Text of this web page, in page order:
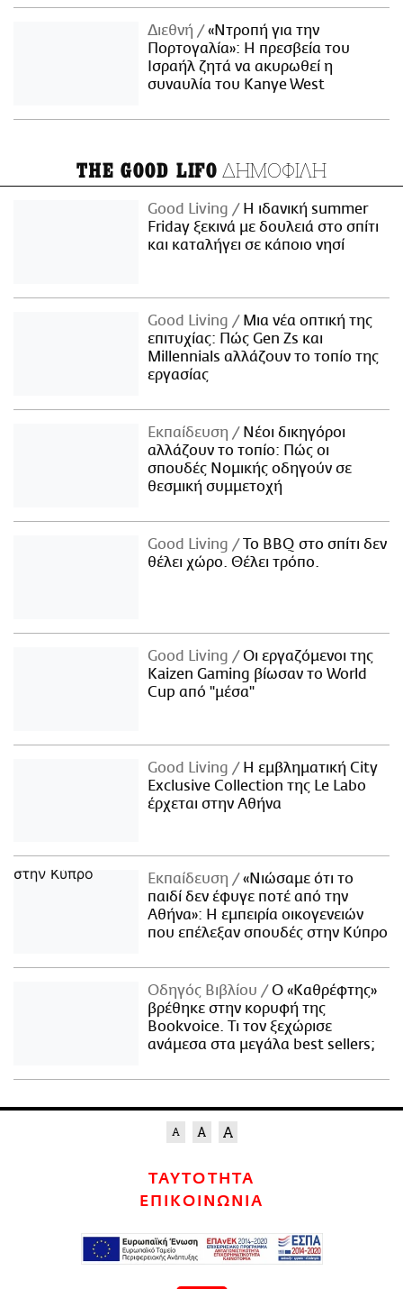
Διεθνή
«Ντροπή για την
Πορτογαλία»: Η πρεσβεία του
Ισραήλ ζητά να ακυρωθεί η
συναυλία του Kanye West
THE GOOD LIFO ΔΗΜΟΦΙΛΗ
Good Living
Η ιδανική summer
Friday ξεκινά με δουλειά στο σπίτι
και καταλήγει σε κάποιο νησί
Good Living
Μια νέα οπτική της
επιτυχίας: Πώς Gen Zs και
Millennials αλλάζουν το τοπίο της
εργασίας
Εκπαίδευση
Νέοι δικηγόροι
αλλάζουν το τοπίο: Πώς οι
σπουδές Νομικής οδηγούν σε
θεσμική συμμετοχή
Good Living
Το BBQ στο σπίτι δεν
θέλει χώρο. Θέλει τρόπο.
Good Living
Οι εργαζόμενοι της
Kaizen Gaming βίωσαν το World
Cup από "μέσα"
Good Living
Η εμβληματική City
Exclusive Collection της Le Labo
έρχεται στην Αθήνα
Εκπαίδευση
«Νιώσαμε ότι το
παιδί δεν έφυγε ποτέ από την
Αθήνα»: Η εμπειρία οικογενειών
που επέλεξαν σπουδές στην Κύπρο
Οδηγός Βιβλίου
Ο «Καθρέφτης»
βρέθηκε στην κορυφή της
Bookvoice. Τι τον ξεχώρισε
ανάμεσα στα μεγάλα best sellers;
ΤΑΥΤΟΤΗΤΑ
ΕΠΙΚΟΙΝΩΝΙΑ